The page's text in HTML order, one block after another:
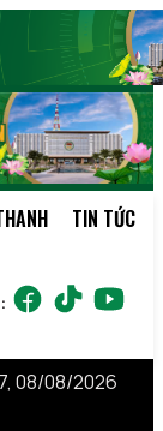
TIN TỨC
08/08/2026